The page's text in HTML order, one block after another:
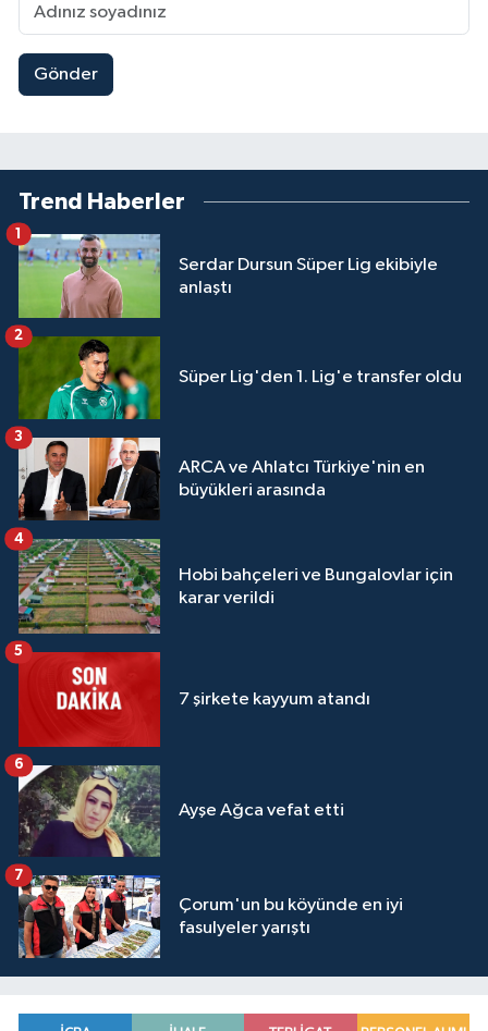
Gönder
Trend Haberler
Serdar Dursun Süper Lig ekibiyle
anlaştı
1
Süper Lig'den 1. Lig'e transfer oldu
2
ARCA ve Ahlatcı Türkiye'nin en
büyükleri arasında
3
Hobi bahçeleri ve Bungalovlar için
karar verildi
4
7 şirkete kayyum atandı
5
Ayşe Ağca vefat etti
6
Çorum'un bu köyünde en iyi
fasulyeler yarıştı
7